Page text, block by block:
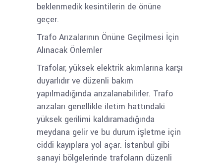
beklenmedik kesintilerin de önüne
geçer.
Trafo Arızalarının Önüne Geçilmesi İçin
Alınacak Önlemler
Trafolar, yüksek elektrik akımlarına karşı
duyarlıdır ve düzenli bakım
yapılmadığında arızalanabilirler. Trafo
arızaları genellikle iletim hattındaki
yüksek gerilimi kaldıramadığında
meydana gelir ve bu durum işletme için
ciddi kayıplara yol açar. İstanbul gibi
sanayi bölgelerinde trafoların düzenli